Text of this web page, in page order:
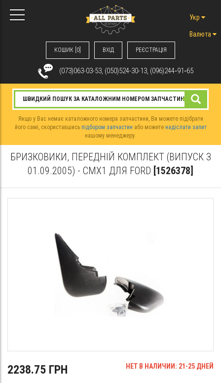
КОШИК [0] ВХIД РЕЄСТРАЦІЯ
Укр
Валюта
(073)063-03-53, (050)524-30-13, (096)244‑91‑65
Якщо у Вас немає каталожного номера запчастини, Ви можете підібрати
його самі, скориставшись підбором запчастин або можете надіслати запит
нашому менеджеру.
БРИЗКОВИКИ, ПЕРЕДНІЙ КОМПЛЕКТ (ВИПУСК З
01.09.2005) - CMX1 ДЛЯ FORD [1526378]
2238.75 ГРН НЕТ В НАЛИЧИИ: 21-25 ДНЕЙ